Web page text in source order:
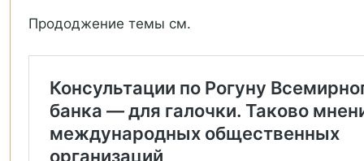
Прододжение темы см.